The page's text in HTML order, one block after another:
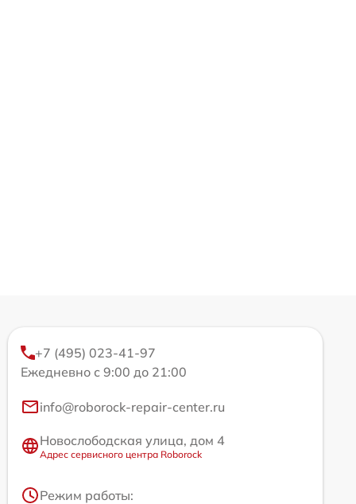
+7 (495) 023-41-97
Ежедневно с 9:00 до 21:00
info@roborock-repair-center.ru
Новослободская улица, дом 4
Адрес сервисного центра Roborock
Режим работы: